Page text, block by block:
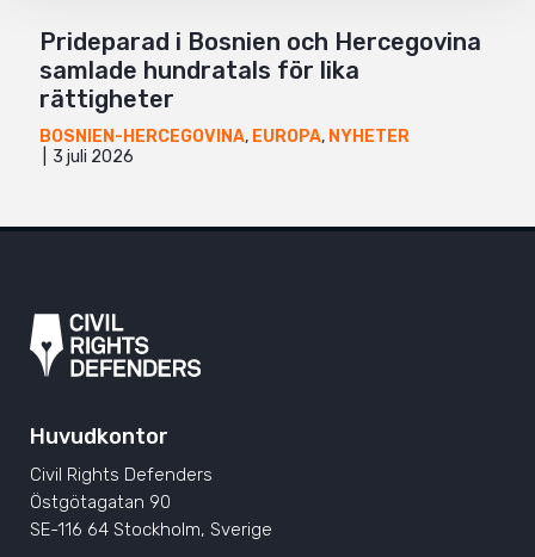
Prideparad i Bosnien och Hercegovina
samlade hundratals för lika
rättigheter
BOSNIEN-HERCEGOVINA, EUROPA, NYHETER
3 juli 2026
Huvudkontor
Civil Rights Defenders
Östgötagatan 90
SE-116 64 Stockholm, Sverige